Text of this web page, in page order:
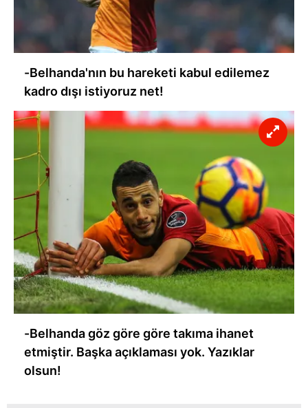
-Belhanda'nın bu hareketi kabul edilemez
kadro dışı istiyoruz net!
-Belhanda göz göre göre takıma ihanet
etmiştir. Başka açıklaması yok. Yazıklar
olsun!